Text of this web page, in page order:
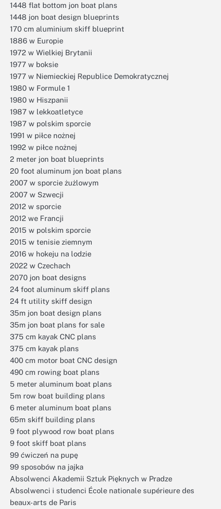
1448 flat bottom jon boat plans
1448 jon boat design blueprints
170 cm aluminium skiff blueprint
1886 w Europie
1972 w Wielkiej Brytanii
1977 w boksie
1977 w Niemieckiej Republice Demokratycznej
1980 w Formule 1
1980 w Hiszpanii
1987 w lekkoatletyce
1987 w polskim sporcie
1991 w piłce nożnej
1992 w piłce nożnej
2 meter jon boat blueprints
20 foot aluminum jon boat plans
2007 w sporcie żużlowym
2007 w Szwecji
2012 w sporcie
2012 we Francji
2015 w polskim sporcie
2015 w tenisie ziemnym
2016 w hokeju na lodzie
2022 w Czechach
2070 jon boat designs
24 foot aluminum skiff plans
24 ft utility skiff design
35m jon boat design plans
35m jon boat plans for sale
375 cm kayak CNC plans
375 cm kayak plans
400 cm motor boat CNC design
490 cm rowing boat plans
5 meter aluminum boat plans
5m row boat building plans
6 meter aluminum boat plans
65m skiff building plans
9 foot plywood row boat plans
9 foot skiff boat plans
99 ćwiczeń na pupę
99 sposobów na jajka
Absolwenci Akademii Sztuk Pięknych w Pradze
Absolwenci i studenci École nationale supérieure des
beaux-arts de Paris